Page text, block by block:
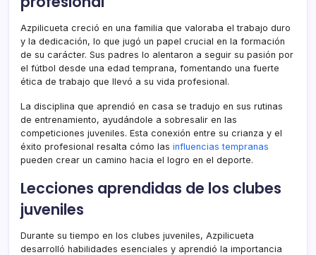
Azpilicueta creció en una familia que valoraba el trabajo duro
y la dedicación, lo que jugó un papel crucial en la formación
de su carácter. Sus padres lo alentaron a seguir su pasión por
el fútbol desde una edad temprana, fomentando una fuerte
ética de trabajo que llevó a su vida profesional.
La disciplina que aprendió en casa se tradujo en sus rutinas
de entrenamiento, ayudándole a sobresalir en las
competiciones juveniles. Esta conexión entre su crianza y el
éxito profesional resalta cómo las influencias tempranas
pueden crear un camino hacia el logro en el deporte.
Lecciones aprendidas de los clubes
juveniles
Durante su tiempo en los clubes juveniles, Azpilicueta
desarrolló habilidades esenciales y aprendió la importancia